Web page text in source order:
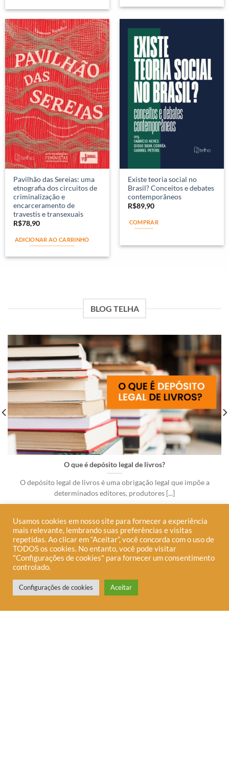
Pavilhão das Sereias: uma
etnografia dos circuitos de
criminalização e
encarceramento de
travestis e transexuais
R$78,90
ADICIONAR AO CARRINHO
Existe teoria social no
Brasil? Conceitos e debates
contemporâneos
R$89,90
COMPRAR
BLOG TELHA
O que é depósito legal de livros?
O depósito legal de livros é uma obrigação legal que impõe a
determinados editores, produtores [...]
Usamos cookies em nosso site para fornecer a experiência
mais relevante, lembrando suas preferências e visitas
repetidas. Ao clicar em “Aceitar”, você concorda com o uso de
TODOS os cookies. No entanto, você pode visitar
"Configurações de cookies" para fornecer um consentimento
controlado.
Configurações de cookies Aceitar
Precisa de Ajuda?